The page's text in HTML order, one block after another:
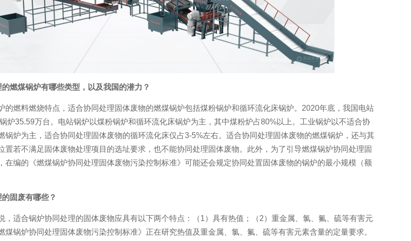
燃煤锅炉有哪些类型，以及我国的潜力？
的燃料燃烧特点，适合协同处理固体废物的燃煤锅炉包括煤粉锅炉和循环流化床锅炉。2020年底，我国电站
炉35.59万台。电站锅炉以煤粉锅炉和循环流化床锅炉为主，其中煤粉炉占80%以上。工业锅炉以不适合协
锅炉为主，适合协同处理固体废物的循环流化床仅占3-5%左右。适合协同处理固体废物的燃煤锅炉，还与其
置若不满足固体废物处理项目的选址要求，也不能协同处理固体废物。此外，为了引导燃煤锅炉协同处理固
在编的《燃煤锅炉协同处理固体废物污染控制标准》可能还会规定协同处置固体废物的锅炉的最小规模（额
固废有哪些？
，适合锅炉协同处理的固体废物应具有以下两个特点：（1）具有热值；（2）重金属、氯、氟、硫等有害元
煤锅炉协同处理固体废物污染控制标准》正在研究热值及重金属、氯、氟、硫等有害元素含量的定量要求。